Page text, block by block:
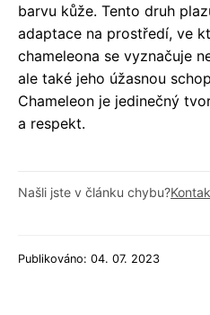
barvu kůže. Tento druh
adaptace na prostředí, ve
chameleona se vyznačuje
ale také jeho úžasnou
Chameleon je jedinečný
a respekt.
Našli jste v článku chybu?
Publikováno: 04. 07. 2023